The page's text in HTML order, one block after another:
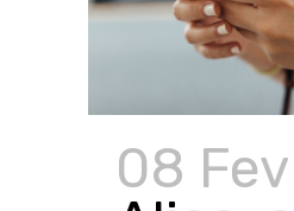
08 Fev